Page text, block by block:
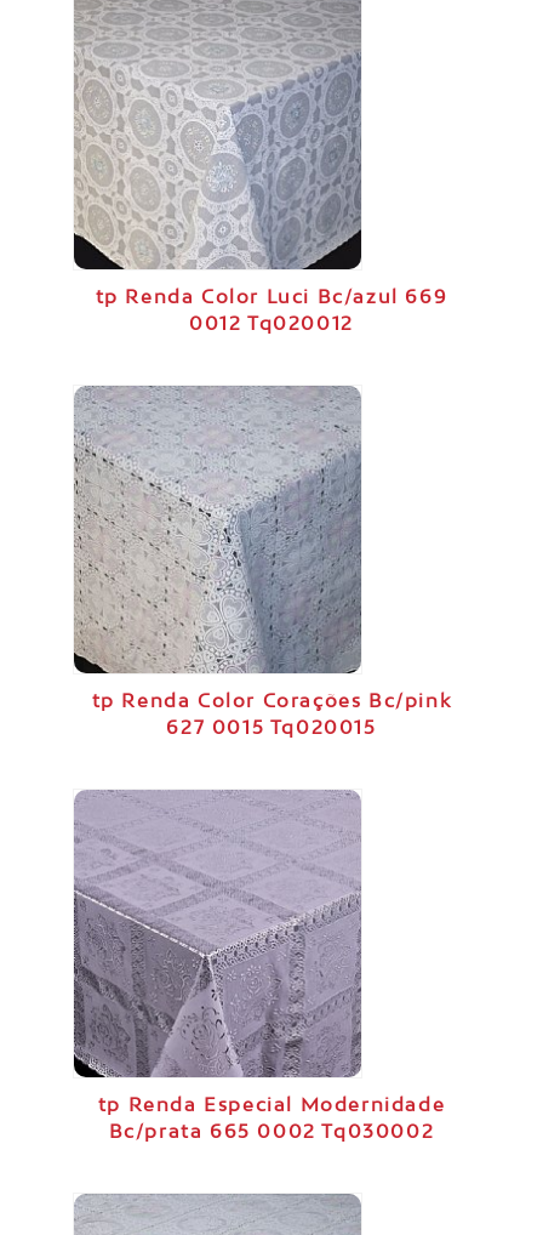
tp Renda Color Luci Bc/azul 669
0012 Tq020012
tp Renda Color Corações Bc/pink
627 0015 Tq020015
tp Renda Especial Modernidade
Bc/prata 665 0002 Tq030002